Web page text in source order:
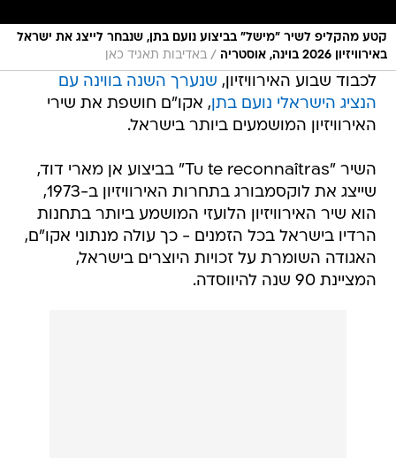
קטע מהקליפ לשיר "מישל" בביצוע נועם בתן, שנבחר לייצג את ישראל
באירוויזיון 2026 בוינה, אוסטריה
/ באדיבות תאגיד כאן
לכבוד שבוע האירוויזיון, שנערך השנה בווינה עם
הנציג הישראלי נועם בתן, אקו"ם חושפת את שירי
האירוויזיון המושמעים ביותר בישראל.
השיר "Tu te reconnaîtras" בביצוע אן מארי דוד,
שייצג את לוקסמבורג בתחרות האירוויזיון ב-1973,
הוא שיר האירוויזיון הלועזי המושמע ביותר בתחנות
הרדיו בישראל בכל הזמנים - כך עולה מנתוני אקו"ם,
האגודה השומרת על זכויות היוצרים בישראל,
המציינת 90 שנה להיווסדה.